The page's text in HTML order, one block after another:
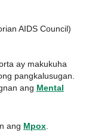
AIDS Council)
ay makukuha
pangkalusugan.
ang Mental
ang Mpox